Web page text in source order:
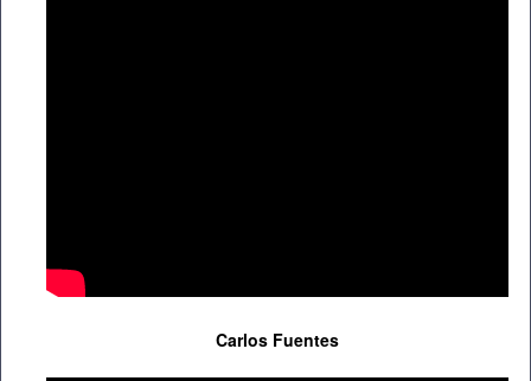
Carlos Fuentes